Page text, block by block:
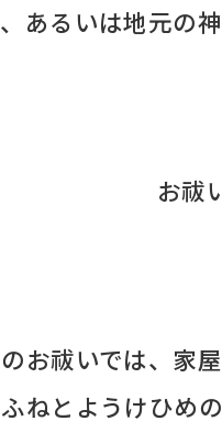
あるいは地元の
お祓
お祓いでは、家
ねとようけひめ